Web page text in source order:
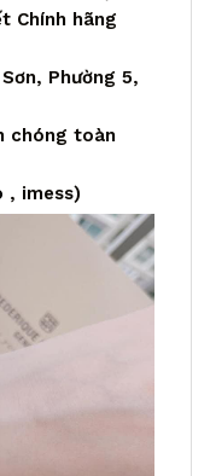
Chính hãng
Phường 5,
chóng toàn
, imess)